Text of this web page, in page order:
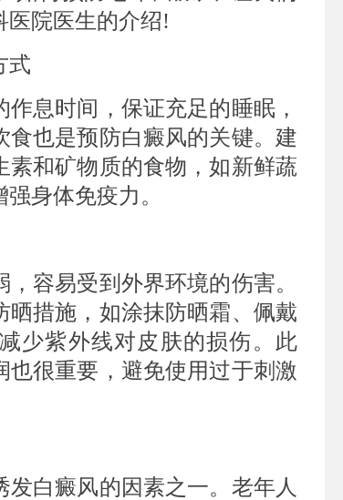
医院医生的介绍!
式
息时间，保证充足的睡眠，
食也是预防白癜风的关键。建
素和矿物质的食物，如新鲜蔬
身体免疫力。
容易受到外界环境的伤害。
晒措施，如涂抹防晒霜、佩戴
少紫外线对皮肤的损伤。此
也很重要，避免使用过于刺激
白癜风的因素之一。老年人